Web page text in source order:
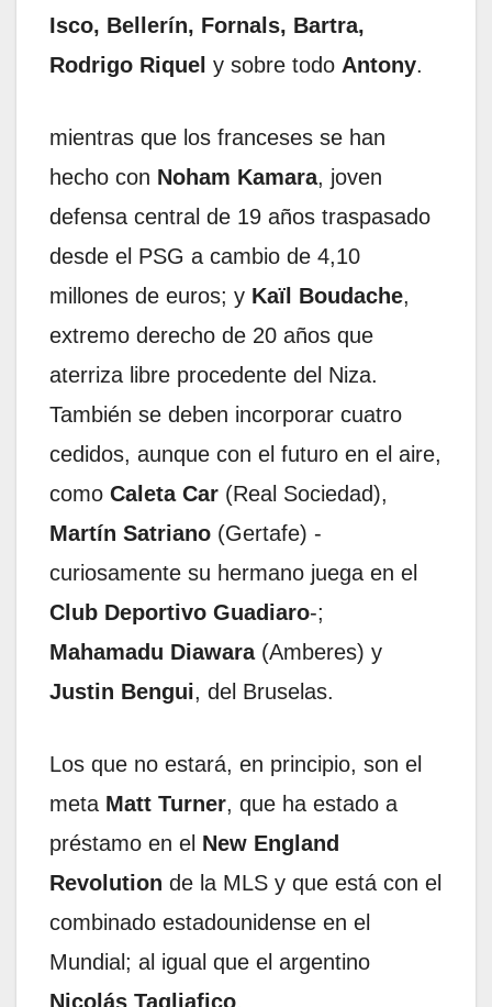
Isco, Bellerín, Fornals, Bartra,
Rodrigo Riquel y sobre todo Antony.
mientras que los franceses se han
hecho con Noham Kamara, joven
defensa central de 19 años traspasado
desde el PSG a cambio de 4,10
millones de euros; y Kaïl Boudache,
extremo derecho de 20 años que
aterriza libre procedente del Niza.
También se deben incorporar cuatro
cedidos, aunque con el futuro en el aire,
como Caleta Car (Real Sociedad),
Martín Satriano (Gertafe) -
curiosamente su hermano juega en el
Club Deportivo Guadiaro-;
Mahamadu Diawara(Amberes) y
Justin Bengui, del Bruselas.
Los que no estará, en principio, son el
meta Matt Turner, que ha estado a
préstamo en el New England
Revolution de la MLS y que está con el
combinado estadounidense en el
Mundial; al igual que el argentino
Nicolás Tagliafico.